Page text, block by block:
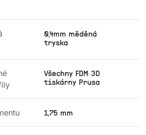
0,4mm měděná
tryska
Všechny FDM 3D
tiskárny Prusa
1,75 mm